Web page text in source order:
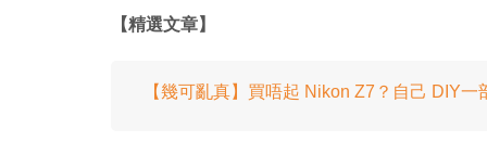
【精選文章】
【幾可亂真】買唔起 Nikon Z7？自己 DIY一